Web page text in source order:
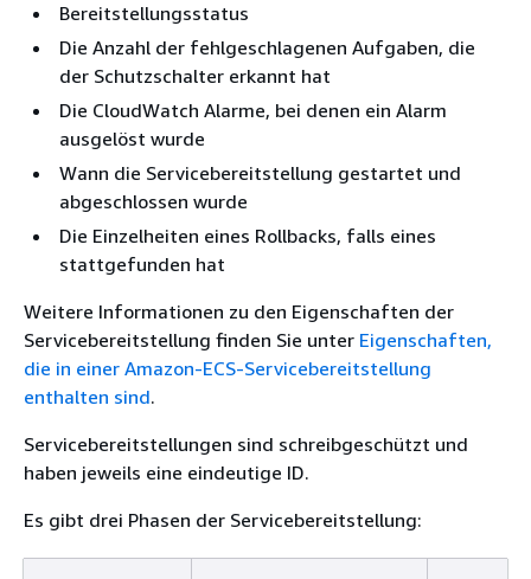
Bereitstellungsstatus
Die Anzahl der fehlgeschlagenen Aufgaben, die
der Schutzschalter erkannt hat
Die CloudWatch Alarme, bei denen ein Alarm
ausgelöst wurde
Wann die Servicebereitstellung gestartet und
abgeschlossen wurde
Die Einzelheiten eines Rollbacks, falls eines
stattgefunden hat
Weitere Informationen zu den Eigenschaften der
Servicebereitstellung finden Sie unter Eigenschaften,
die in einer Amazon-ECS-Servicebereitstellung
enthalten sind.
Servicebereitstellungen sind schreibgeschützt und
haben jeweils eine eindeutige ID.
Es gibt drei Phasen der Servicebereitstellung: